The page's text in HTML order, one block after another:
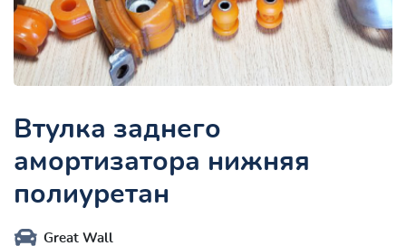
Втулка заднего
амортизатора нижняя
полиуретан
Great Wall